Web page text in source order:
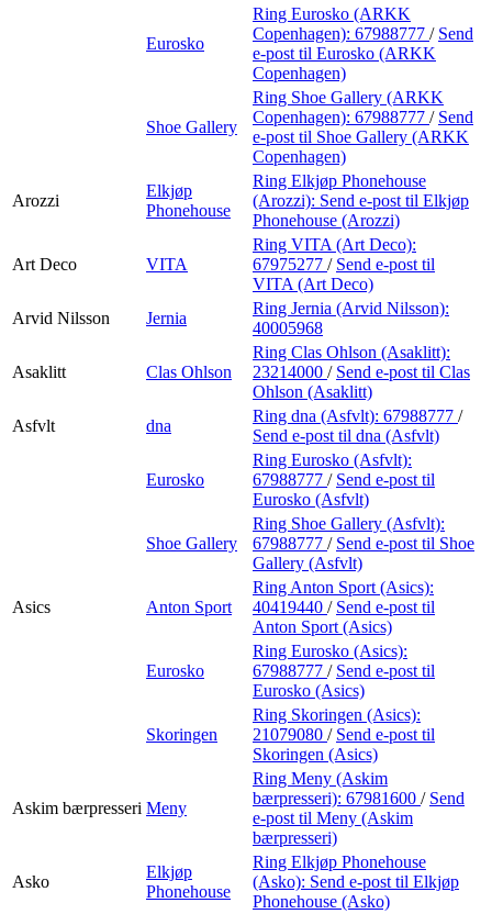
Eurosko
Ring Eurosko (ARKK
Copenhagen): 67988777 / Send
e-post til Eurosko (ARKK
Copenhagen)
Shoe Gallery
Ring Shoe Gallery (ARKK
Copenhagen): 67988777 / Send
e-post til Shoe Gallery (ARKK
Copenhagen)
Arozzi
Elkjøp
Phonehouse
Ring Elkjøp Phonehouse
(Arozzi): Send e-post til Elkjøp
Phonehouse (Arozzi)
Art Deco VITA
Ring VITA (Art Deco):
67975277 / Send e-post til
VITA (Art Deco)
Arvid Nilsson
Jernia
Ring Jernia (Arvid Nilsson):
40005968
Asaklitt Clas Ohlson
Ring Clas Ohlson (Asaklitt):
23214000 / Send e-post til Clas
Ohlson (Asaklitt)
Asfvlt
dna
Ring dna (Asfvlt): 67988777 /
Send e-post til dna (Asfvlt)
Eurosko
Ring Eurosko (Asfvlt):
67988777 / Send e-post til
Eurosko (Asfvlt)
Shoe Gallery
Ring Shoe Gallery (Asfvlt):
67988777 / Send e-post til Shoe
Gallery (Asfvlt)
Asics Anton Sport
Ring Anton Sport (Asics):
40419440 / Send e-post til
Anton Sport (Asics)
Eurosko
Ring Eurosko (Asics):
67988777 / Send e-post til
Eurosko (Asics)
Skoringen
Ring Skoringen (Asics):
21079080 / Send e-post til
Skoringen (Asics)
Askim bærpresseri Meny
Ring Meny (Askim
bærpresseri): 67981600 / Send
e-post til Meny (Askim
bærpresseri)
Asko
Elkjøp
Phonehouse
Ring Elkjøp Phonehouse
(Asko): Send e-post til Elkjøp
Phonehouse (Asko)